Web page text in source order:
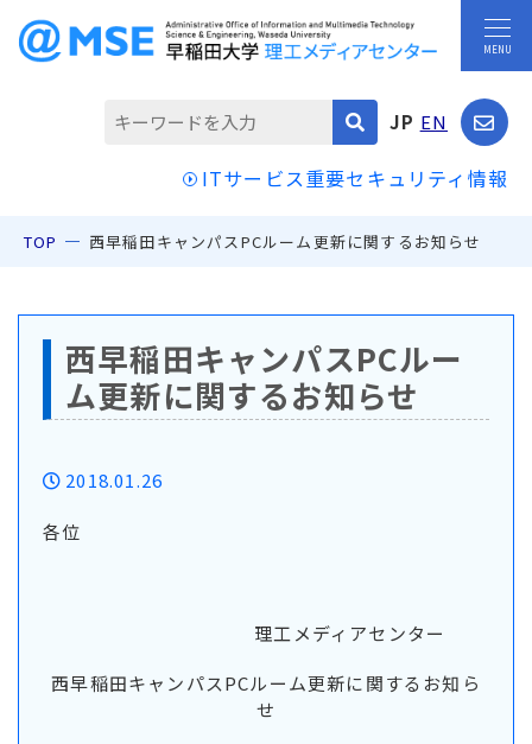
JP EN
ITサービス重要セキュリティ情報
TOP 西早稲田キャンパスPCルーム更新に関するお知らせ
西早稲田キャンパスPCルー
ム更新に関するお知らせ
2018.01.26
各位
理工メディアセンター
西早稲田キャンパスPCルーム更新に関するお知ら
せ